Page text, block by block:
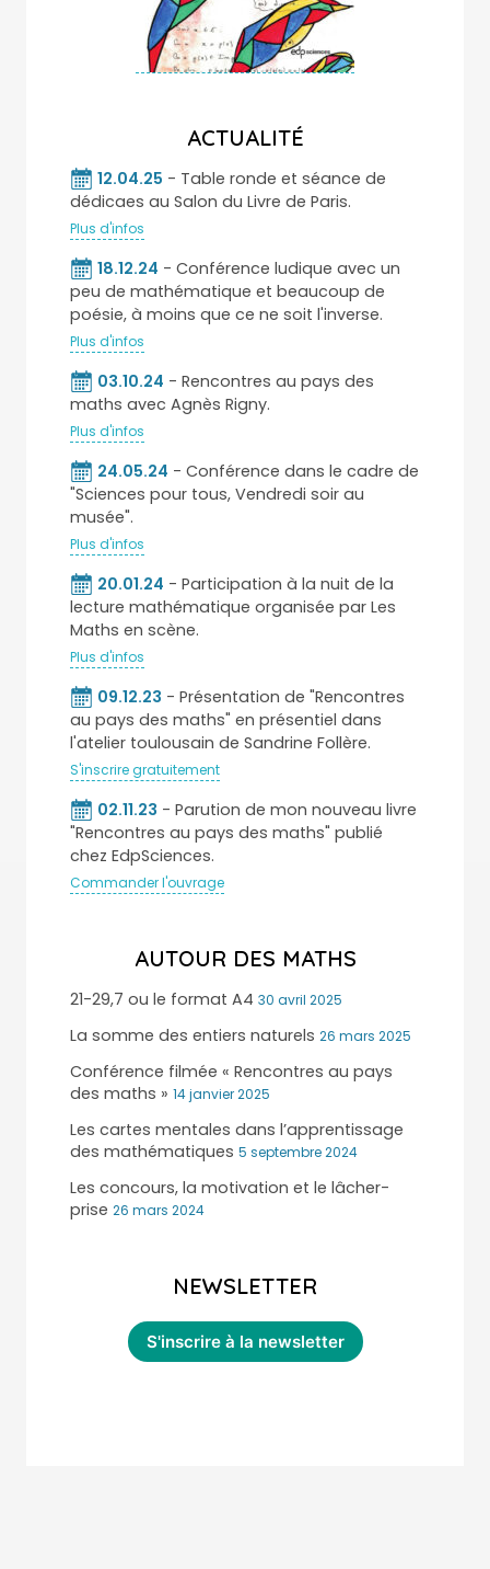
ACTUALITÉ
12.04.25 - Table ronde et séance de
dédicaes au Salon du Livre de Paris.
Plus d'infos
18.12.24 - Conférence ludique avec un
peu de mathématique et beaucoup de
poésie, à moins que ce ne soit l'inverse.
Plus d'infos
03.10.24 - Rencontres au pays des
maths avec Agnès Rigny.
Plus d'infos
24.05.24 - Conférence dans le cadre de
"Sciences pour tous, Vendredi soir au
musée".
Plus d'infos
20.01.24 - Participation à la nuit de la
lecture mathématique organisée par Les
Maths en scène.
Plus d'infos
09.12.23 - Présentation de "Rencontres
au pays des maths" en présentiel dans
l'atelier toulousain de Sandrine Follère.
S'inscrire gratuitement
02.11.23 - Parution de mon nouveau livre
"Rencontres au pays des maths" publié
chez EdpSciences.
Commander l'ouvrage
AUTOUR DES MATHS
21-29,7 ou le format A4 30 avril 2025
La somme des entiers naturels 26 mars 2025
Conférence filmée « Rencontres au pays
des maths » 14 janvier 2025
Les cartes mentales dans l’apprentissage
des mathématiques 5 septembre 2024
Les concours, la motivation et le lâcher-
prise 26 mars 2024
NEWSLETTER